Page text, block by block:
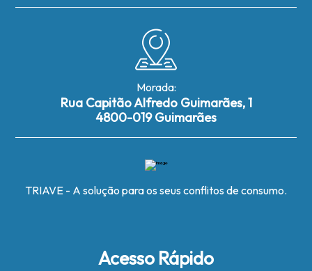
Morada:
Rua Capitão Alfredo Guimarães, 1
4800-019 Guimarães
TRIAVE - A solução para os seus conflitos de consumo.
Acesso Rápido